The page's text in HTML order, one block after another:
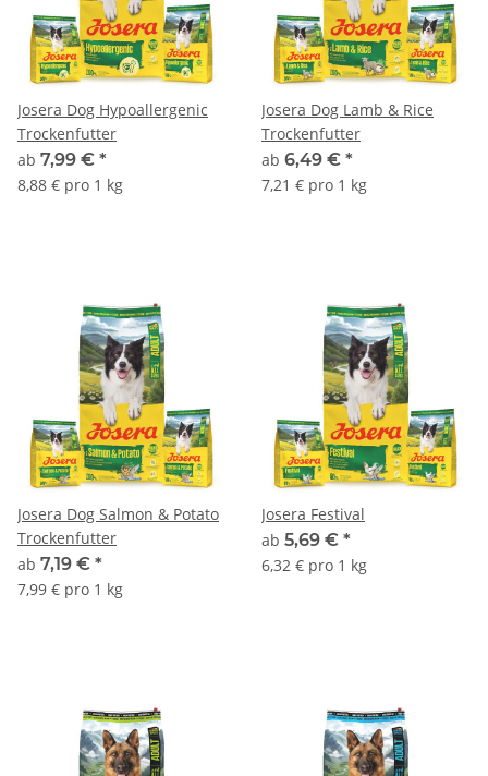
Josera Dog Hypoallergenic
Trockenfutter
ab 7,99 € *
8,88 € pro 1 kg
Josera Dog Lamb & Rice
Trockenfutter
ab 6,49 € *
7,21 € pro 1 kg
Josera Dog Salmon & Potato
Trockenfutter
ab 7,19 € *
7,99 € pro 1 kg
Josera Festival
ab 5,69 € *
6,32 € pro 1 kg